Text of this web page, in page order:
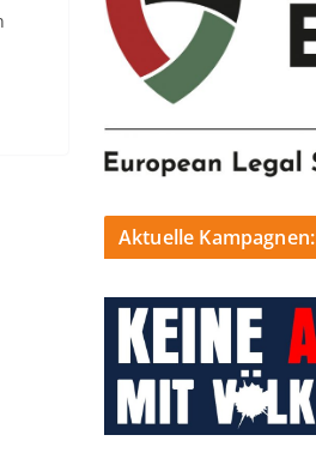
Aktuelle Kampagnen: